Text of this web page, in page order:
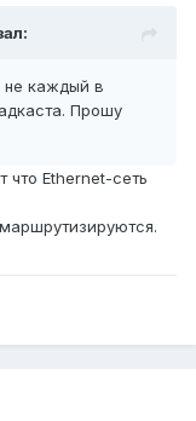
не каждый в
Прошу
что Ethernet-сеть